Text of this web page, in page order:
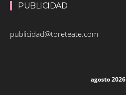
PUBLICIDAD
publicidad@toreteate.com
agosto 2026